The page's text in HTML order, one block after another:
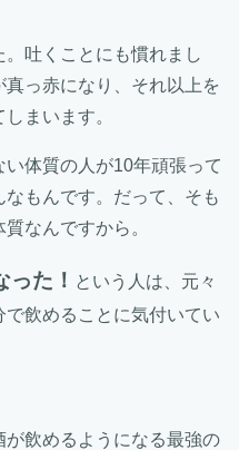
吐くことにも慣れまし
っ赤になり、それ以上を
まいます。
体質の人が10年頑張って
もんです。だって、そも
なんですから。
った！ という人は、元々
飲めることに気付いてい
飲めるようになる最強の